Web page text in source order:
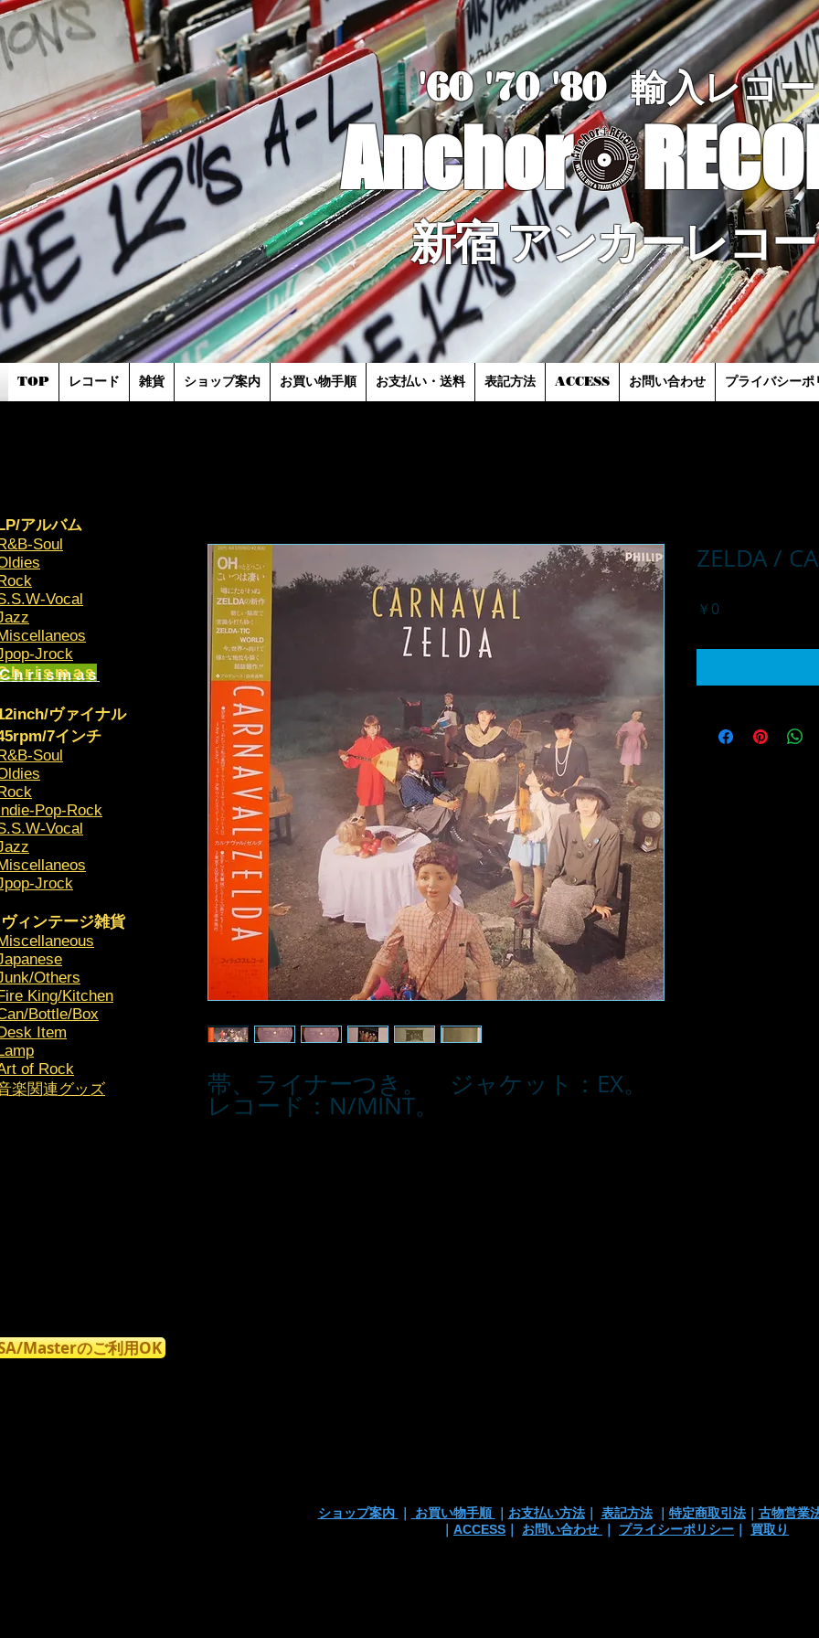
TOP レコード 雑貨 ショップ案内 お買い物手順 お支払い・送料 表記方法 ACCESS お問い合わせ プライバシーポ
帯、ライナーつき。 ジャケット：EX。
レコード：N/MINT。
ZELDA /
￥0価
'60 '70'80 輸入レコ
Anchor
新宿 アンカーレコ
Masterのご利用OK
アルバム
Soul
Vocal
Jrock
ヴァイナル
7インチ
Soul
Pop-Rock
Vocal
Jrock
ヴィンテージ雑貨
Others
King/Kitchen
Bottle/Box
Item
of Rock
楽関連グッズ
ショップ案内 お買い物手順 お支払い方法｜ 表記方法｜ 特定商取引法｜ 古物営業
ACCESS お問い合わせ プライシーポリシー 買取り